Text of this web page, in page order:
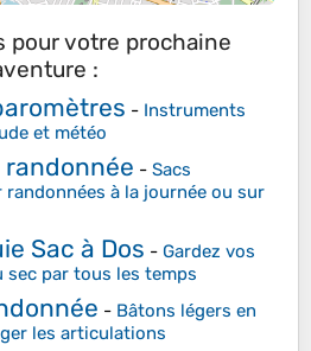
pour votre prochaine
:
- Instruments
et météo
randonnée - Sacs
à la journée ou sur
Sac à Dos - Gardez vos
sec par tous les temps
- Bâtons légers en
les articulations